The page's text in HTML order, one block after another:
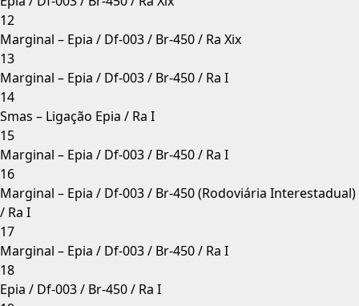
12
Marginal – Epia / Df-003 / Br-450 / Ra Xix
13
Marginal – Epia / Df-003 / Br-450 / Ra I
14
Smas – Ligação Epia / Ra I
15
Marginal – Epia / Df-003 / Br-450 / Ra I
16
Marginal – Epia / Df-003 / Br-450 (Rodoviária Interestadual)
/ Ra I
17
Marginal – Epia / Df-003 / Br-450 / Ra I
18
Epia / Df-003 / Br-450 / Ra I